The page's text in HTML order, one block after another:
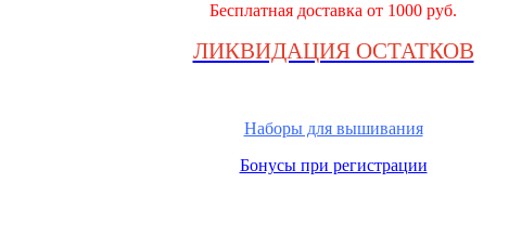
Бесплатная доставка от 1000 руб.
ЛИКВИДАЦИЯ ОСТАТКОВ
Наборы для вышивания
Бонусы при регистрации